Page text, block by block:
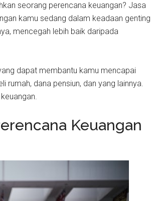
seorang perencana keuangan? Jasa
kamu sedang dalam keadaan genting
mencegah lebih baik daripada
dapat membantu kamu mencapai
rumah, dana pensiun, dan yang lainnya.
Keuangan